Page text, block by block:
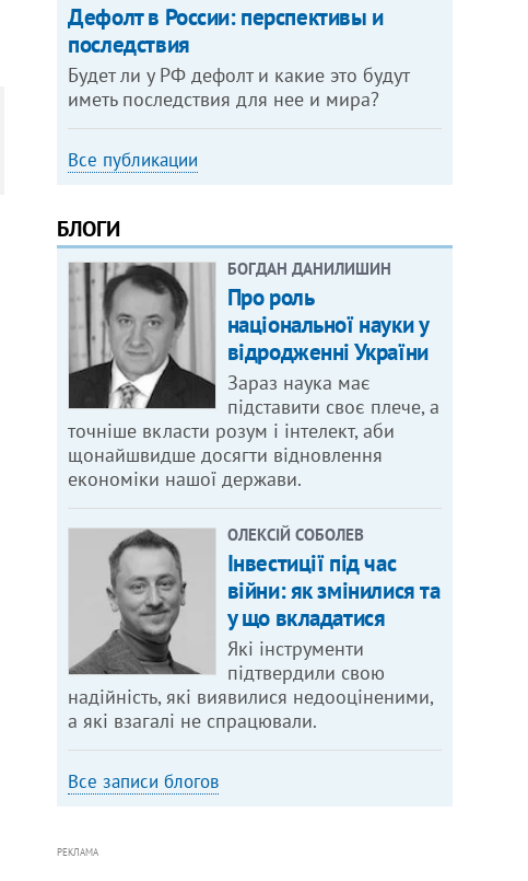
Дефолт в России: перспективы и
последствия
Будет ли у РФ дефолт и какие это будут
иметь последствия для нее и мира?
Все публикации
БЛОГИ
БОГДАН ДАНИЛИШИН
Про роль
національної науки у
відродженні України
Зараз наука має
підставити своє плече, а
точніше вкласти розум і інтелект, аби
щонайшвидше досягти відновлення
економіки нашої держави.
ОЛЕКСІЙ СОБОЛЕВ
Інвестиції під час
війни: як змінилися та
у що вкладатися
Які інструменти
підтвердили свою
надійність, які виявилися недооціненими,
а які взагалі не спрацювали.
Все записи блогов
РЕКЛАМА